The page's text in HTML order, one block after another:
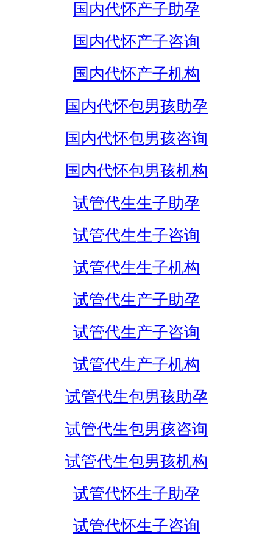
国内代怀产子助孕
国内代怀产子咨询
国内代怀产子机构
国内代怀包男孩助孕
国内代怀包男孩咨询
国内代怀包男孩机构
试管代生生子助孕
试管代生生子咨询
试管代生生子机构
试管代生产子助孕
试管代生产子咨询
试管代生产子机构
试管代生包男孩助孕
试管代生包男孩咨询
试管代生包男孩机构
试管代怀生子助孕
试管代怀生子咨询